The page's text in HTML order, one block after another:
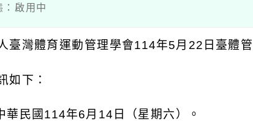
啟用中
臺灣體育運動管理學會114年5月22日臺體
如下：
華民國114年6月14日（星期六）。